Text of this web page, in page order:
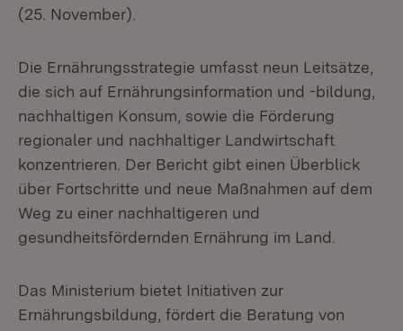
(25. November).
Die Ernährungsstrategie umfasst neun Leitsätze,
die sich auf Ernährungsinformation und -bildung,
nachhaltigen Konsum, sowie die Förderung
regionaler und nachhaltiger Landwirtschaft
konzentrieren. Der Bericht gibt einen Überblick
über Fortschritte und neue Maßnahmen auf dem
Weg zu einer nachhaltigeren und
gesundheitsfördernden Ernährung im Land.
Das Ministerium bietet Initiativen zur
Ernährungsbildung, fördert die Beratung von